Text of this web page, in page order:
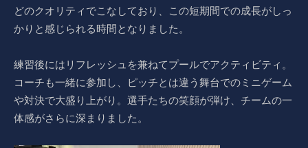
どのクオリティでこなしており、この短期間での成長がしっ
かりと感じられる時間となりました。
練習後にはリフレッシュを兼ねてプールでアクティビティ。
コーチも一緒に参加し、ピッチとは違う舞台でのミニゲーム
や対決で大盛り上がり。選手たちの笑顔が弾け、チームの一
体感がさらに深まりました。